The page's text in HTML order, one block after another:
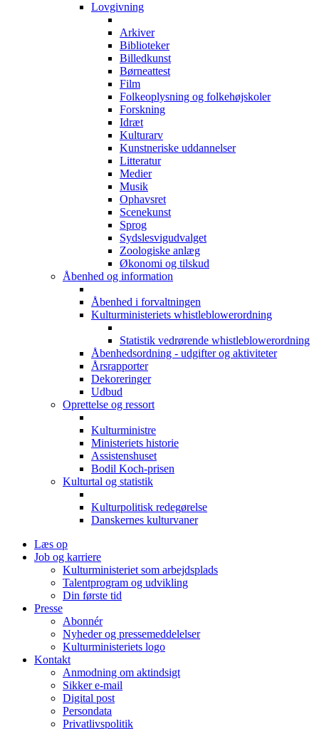
Lovgivning
Arkiver
Biblioteker
Billedkunst
Børneattest
Film
Folkeoplysning og folkehøjskoler
Forskning
Idræt
Kulturarv
Kunstneriske uddannelser
Litteratur
Medier
Musik
Ophavsret
Scenekunst
Sprog
Sydslesvigudvalget
Zoologiske anlæg
Økonomi og tilskud
Åbenhed og information
Åbenhed i forvaltningen
Kulturministeriets whistleblowerordning
Statistik vedrørende whistleblowerordning
Åbenhedsordning - udgifter og aktiviteter
Årsrapporter
Dekoreringer
Udbud
Oprettelse og ressort
Kulturministre
Ministeriets historie
Assistenshuset
Bodil Koch-prisen
Kulturtal og statistik
Kulturpolitisk redegørelse
Danskernes kulturvaner
Læs op
Job og karriere
Kulturministeriet som arbejdsplads
Talentprogram og udvikling
Din første tid
Presse
Abonnér
Nyheder og pressemeddelelser
Kulturministeriets logo
Kontakt
Anmodning om aktindsigt
Sikker e-mail
Digital post
Persondata
Privatlivspolitik